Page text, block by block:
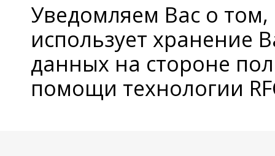
Уведомляем Вас о
использует хранение
данных на стороне
помощи технологии